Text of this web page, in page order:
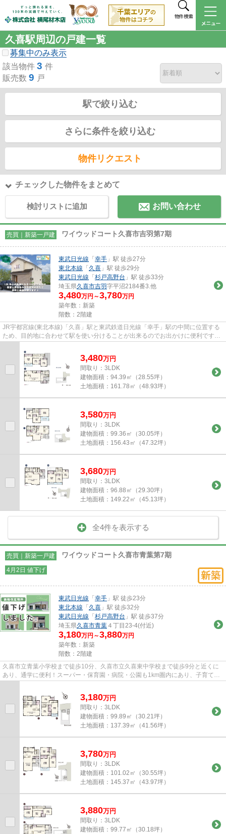
物件検索
久喜駅周辺の戸建一覧
募集中のみ表示
該当物件 3 件
販売数 9 戸
駅で絞り込む
さらに条件を絞り込む
物件リクエスト
チェックした物件をまとめて
検討リストに追加 お問い合わせ
売買｜新築一戸建 ワイウッドコート久喜市吉羽第7期
東武日光線 「幸手 」駅 徒歩27分
東北本線 「久喜 」駅 徒歩29分
東武日光線 「杉戸高野台 」駅 徒歩33分
埼玉県久喜市吉羽字平沼2184番3.他
3,480万円～3,780万円
築年数：新築
階数：2階建
JR宇都宮線(東北本線)「久喜」駅と東武鉄道日光線「幸手」駅の中間に位置する
ため、目的地に合わせて駅を使い分けることが出来るのでお出かけに便利です。
圏央道「幸手」ICまで車で約...
3,480万円
間取り：3LDK
建物面積： 94.39㎡（28.55坪）
土地面積： 161.78㎡（48.93坪）
3,580万円
間取り：3LDK
建物面積： 99.36㎡（30.05坪）
土地面積： 156.43㎡（47.32坪）
3,680万円
間取り：3LDK
建物面積： 96.88㎡（29.30坪）
土地面積： 149.22㎡（45.13坪）
全4件を表示する
売買｜新築一戸建 ワイウッドコート久喜市青葉第7期
4月2日 値下げ
東武日光線 「幸手 」駅 徒歩23分
東北本線 「久喜 」駅 徒歩32分
東武日光線 「杉戸高野台 」駅 徒歩37分
埼玉県久喜市青葉 ４丁目23-4(付近)
3,180万円～3,880万円
築年数：新築
階数：2階建
久喜市立青葉小学校まで徒歩10分、久喜市立久喜東中学校まで徒歩9分と近くに
あり、通学に便利！スーパー・保育園・病院・公園も1km圏内にあり、子育て世
帯の方も暮らしやすいですね。...
3,180万円
間取り：3LDK
建物面積： 99.89㎡（30.21坪）
土地面積： 137.39㎡（41.56坪）
3,780万円
間取り：3LDK
建物面積： 101.02㎡（30.55坪）
土地面積： 145.37㎡（43.97坪）
3,880万円
間取り：3LDK
建物面積： 99.77㎡（30.18坪）